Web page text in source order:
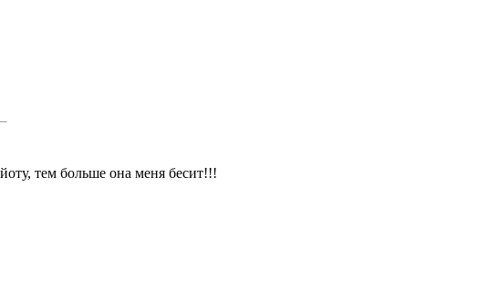
тем больше она меня бесит!!!